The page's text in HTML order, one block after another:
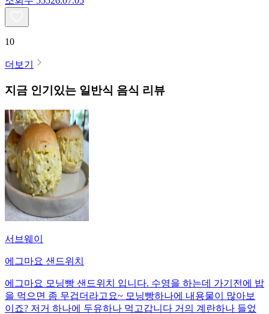
10
더보기
지금 인기있는 일반식 음식 리뷰
서브웨이
에그마요 샌드위치
에그마요 모닝빵 샌드위치 입니다. 수영을 하는데 가기전에 밥
을 먹으면 좀 무겁더라고요~ 모닝빵하나에 내용물이 많아보
이죠? 저거 하나에 두유하나 먹고갑니다 거의 계란하나 들었